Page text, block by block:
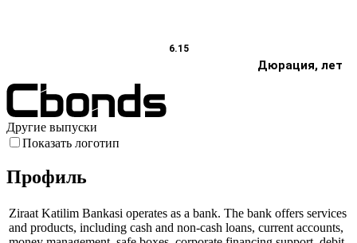
Другие выпуски
Профиль